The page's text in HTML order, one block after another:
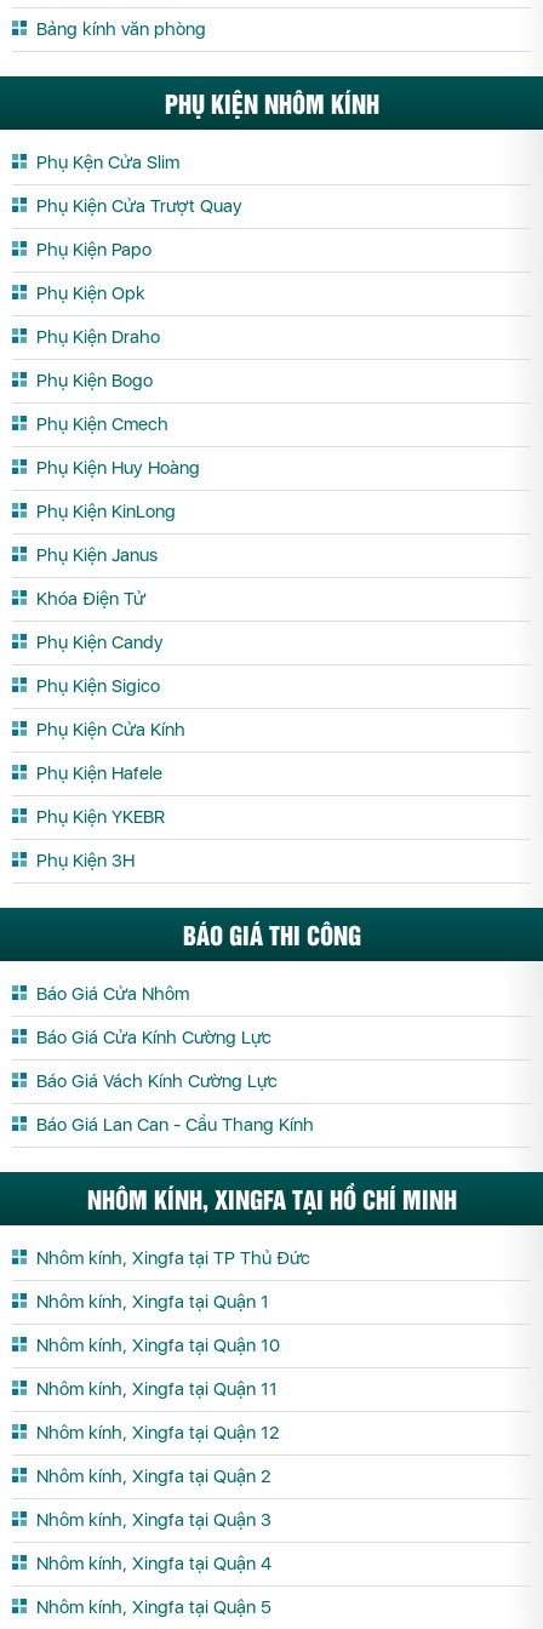
Bảng kính văn phòng
PHỤ KIỆN NHÔM KÍNH
Phụ Kện Cửa Slim
Phụ Kiện Cửa Trượt Quay
Phụ Kiện Papo
Phụ Kiện Opk
Phụ Kiện Draho
Phụ Kiện Bogo
Phụ Kiện Cmech
Phụ Kiện Huy Hoàng
Phụ Kiện KinLong
Phụ Kiện Janus
Khóa Điện Tử
Phụ Kiện Candy
Phụ Kiện Sigico
Phụ Kiện Cửa Kính
Phụ Kiện Hafele
Phụ Kiện YKEBR
Phụ Kiện 3H
BÁO GIÁ THI CÔNG
Báo Giá Cửa Nhôm
Báo Giá Cửa Kính Cường Lực
Báo Giá Vách Kính Cường Lực
Báo Giá Lan Can - Cầu Thang Kính
NHÔM KÍNH, XINGFA TẠI HỒ CHÍ MINH
Nhôm kính, Xingfa tại TP Thủ Đức
Nhôm kính, Xingfa tại Quận 1
Nhôm kính, Xingfa tại Quận 10
Nhôm kính, Xingfa tại Quận 11
Nhôm kính, Xingfa tại Quận 12
Nhôm kính, Xingfa tại Quận 2
Nhôm kính, Xingfa tại Quận 3
Nhôm kính, Xingfa tại Quận 4
Nhôm kính, Xingfa tại Quận 5